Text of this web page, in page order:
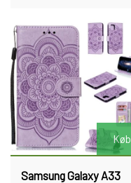
Køb
Samsung Galaxy A33